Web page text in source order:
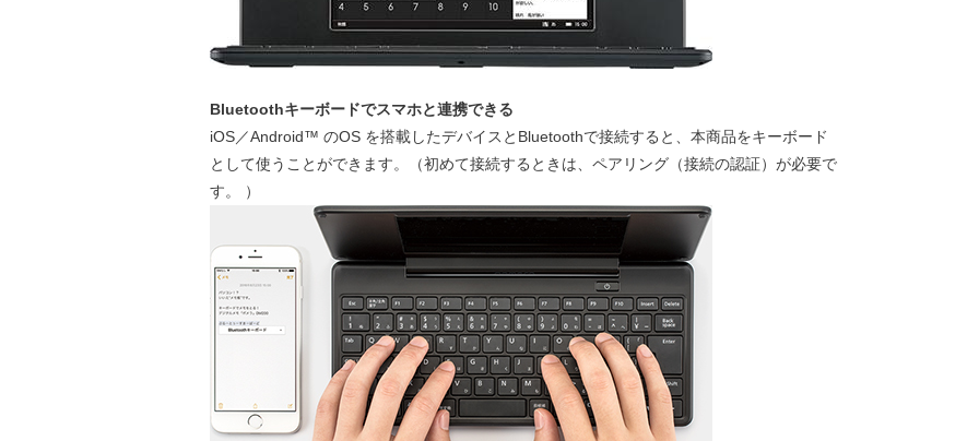
Bluetoothキーボードでスマホと連携できる
iOS／Android™ のOS を搭載したデバイスとBluetoothで接続すると、本商品をキーボード
として使うことができます。（初めて接続するときは、ペアリング（接続の認証）が必要で
す。 ）